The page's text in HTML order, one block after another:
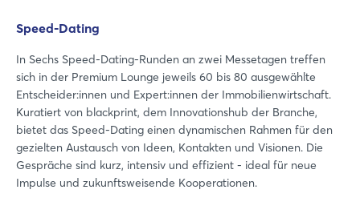
Speed-Dating
In Sechs Speed-Dating-Runden an zwei Messetagen treffen
sich in der Premium Lounge jeweils 60 bis 80 ausgewählte
Entscheider:innen und Expert:innen der Immobilienwirtschaft.
Kuratiert von blackprint, dem Innovationshub der Branche,
bietet das Speed-Dating einen dynamischen Rahmen für den
gezielten Austausch von Ideen, Kontakten und Visionen. Die
Gespräche sind kurz, intensiv und effizient - ideal für neue
Impulse und zukunftsweisende Kooperationen.